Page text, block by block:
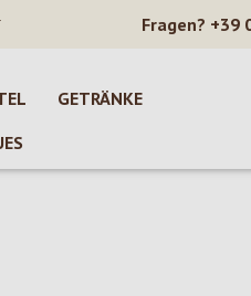
Fragen? +39
GETRÄNKE